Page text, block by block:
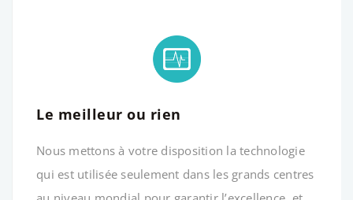
Le meilleur ou rien
Nous mettons à votre disposition la technologie
qui est utilisée seulement dans les grands centres